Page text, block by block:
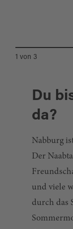
1 von 3
Du
da?
Nabburg
Der
und viele
durch das